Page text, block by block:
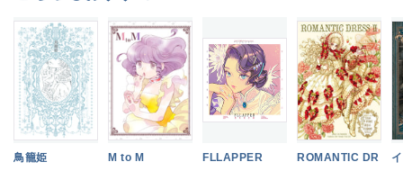
鳥籠姫 M to M FLLAPPER
ROMANTIC DR